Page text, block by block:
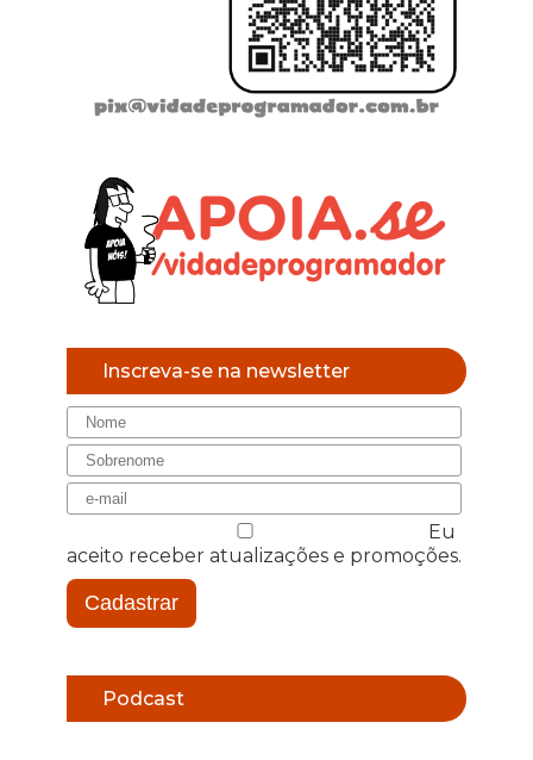
Inscreva-se na newsletter
Eu
aceito receber atualizações e promoções.
Cadastrar
Podcast